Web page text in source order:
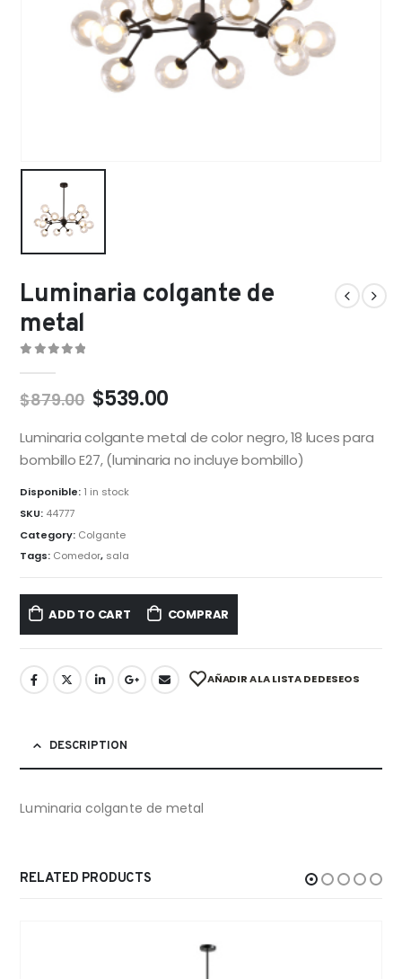
Luminaria colgante de
metal
$879.00 $539.00
Luminaria colgante metal de color negro, 18 luces para
bombillo E27, (luminaria no incluye bombillo)
Disponible: 1 in stock
SKU: 44777
Category: Colgante
Tags: Comedor, sala
ADD TO CART COMPRAR
AÑADIR A LA LISTA DE DESEOS
DESCRIPTION
Luminaria colgante de metal
RELATED PRODUCTS